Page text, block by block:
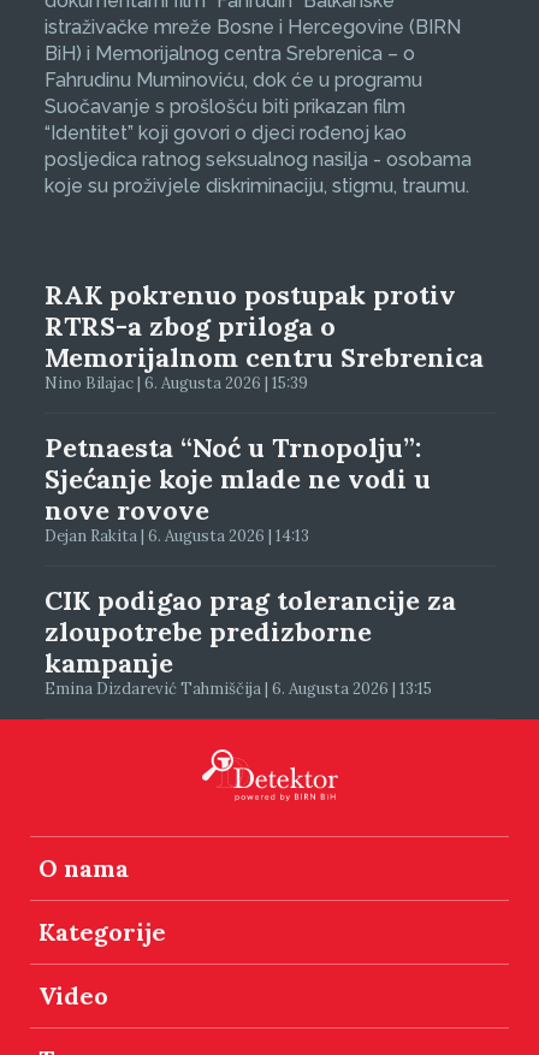
istraživačke mreže Bosne i Hercegovine (BIRN
BiH) i Memorijalnog centra Srebrenica – o
Fahrudinu Muminoviću, dok će u programu
Suočavanje s prošlošću biti prikazan film
“Identitet” koji govori o djeci rođenoj kao
posljedica ratnog seksualnog nasilja - osobama
koje su proživjele diskriminaciju, stigmu, traumu.
RAK pokrenuo postupak protiv
RTRS-a zbog priloga o
Memorijalnom centru Srebrenica
Nino Bilajac | 6. Augusta 2026 | 15:39
Petnaesta “Noć u Trnopolju”:
Sjećanje koje mlade ne vodi u
nove rovove
Dejan Rakita | 6. Augusta 2026 | 14:13
CIK podigao prag tolerancije za
zloupotrebe predizborne
kampanje
Emina Dizdarević Tahmiščija | 6. Augusta 2026 | 13:15
O nama
Kategorije
Video